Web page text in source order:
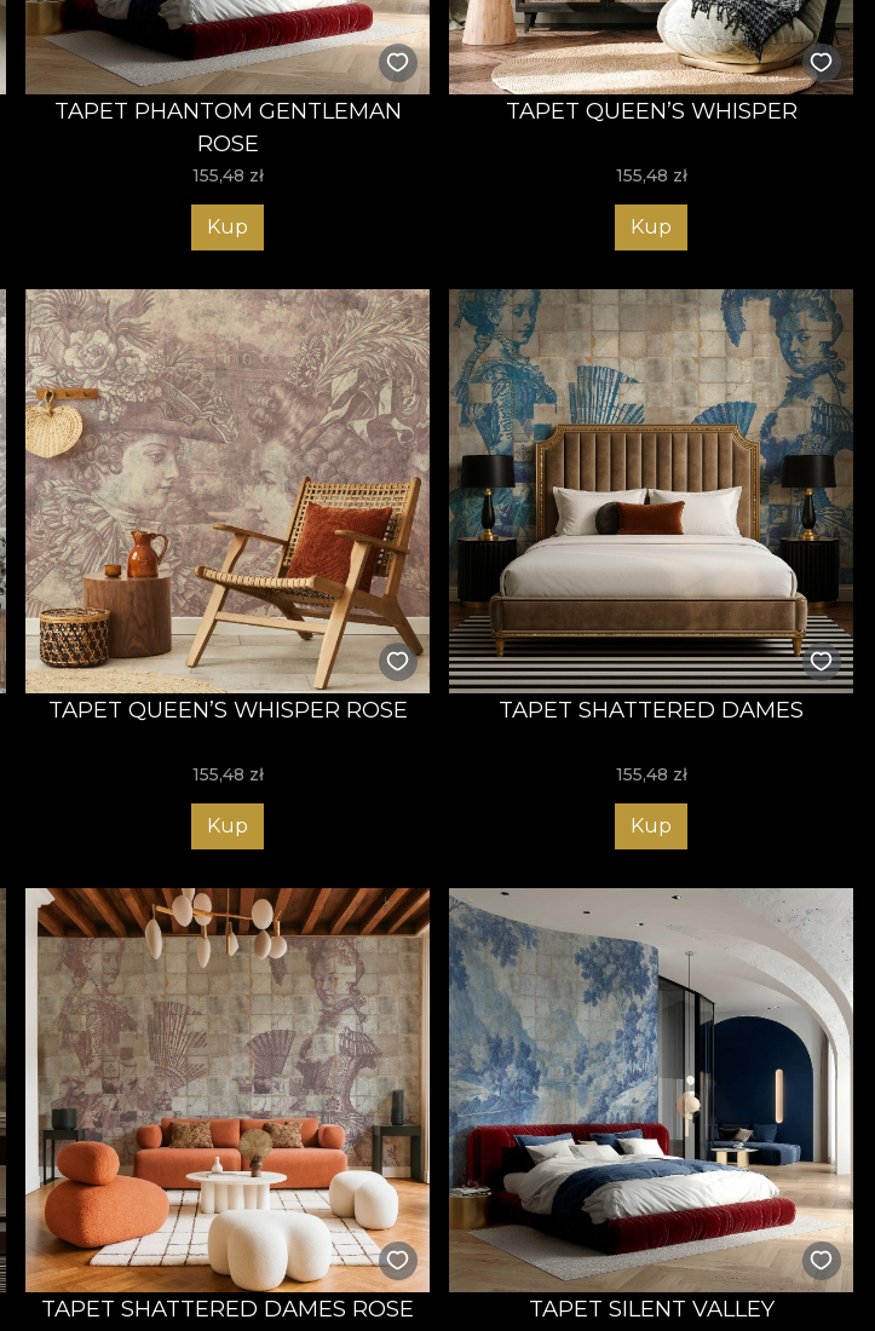
TAPET PHANTOM GENTLEMAN
ROSE
155,48 zł
Kup
TAPET QUEEN’S WHISPER
155,48 zł
Kup
TAPET QUEEN’S WHISPER ROSE
155,48 zł
Kup
TAPET SHATTERED DAMES
155,48 zł
Kup
TAPET SHATTERED DAMES ROSE TAPET SILENT VALLEY